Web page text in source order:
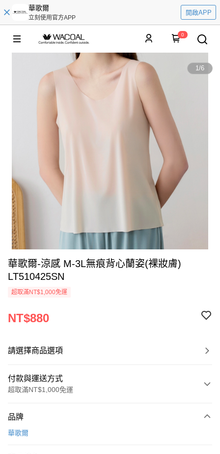
華歌爾
立刻使用官方APP
開啟APP
0
1/6
華歌爾-涼感 M-3L無痕背心蘭姿(裸妝膚)
LT510425SN
超取滿NT$1,000免運
NT$880
請選擇商品選項
付款與運送方式
超取滿NT$1,000免運
信用卡一次付款
品牌
華歌爾